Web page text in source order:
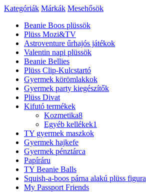
Kategóriák Márkák Mesehősök
Beanie Boos plüssök
Plüss Mozi&TV
Astroventure űrhajós játékok
Valentin napi plüssök
Beanie Bellies
Plüss Clip-Kulcstartó
Gyermek körömlakkok
Gyermek party kiegészítők
Plüss Divat
Kifutó termékek
Kozmetika8
Egyéb kellékek1
TY gyermek maszkok
Gyermek hajkefe
Gyermek pénztárca
Papíráru
TY Beanie Balls
Squish-a-boos párna alakú plüss figura
My Passport Friends